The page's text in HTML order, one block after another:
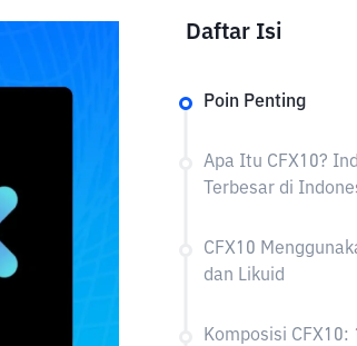
Daftar Isi
Poin Penting
Apa Itu CFX10?
Terbesar di
CFX10
dan Likuid
Komposisi